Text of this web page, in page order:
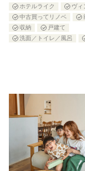
ホテルライク
ヴィ
中古買ってリノベ
収納
戸建て
洗面／トイレ／風呂